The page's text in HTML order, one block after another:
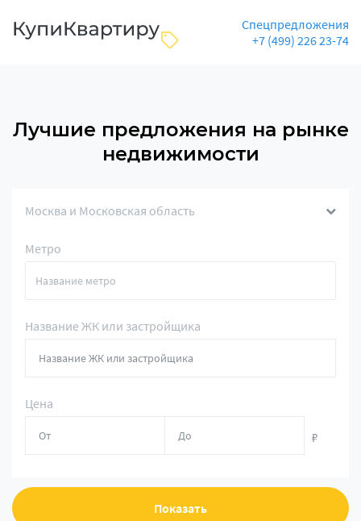
Спецпредложения
+7 (499) 226 23-74
Лучшие предложения на рынке
недвижимости
Москва и Московская область
Метро
Название ЖК или застройщика
Цена
₽
Показать